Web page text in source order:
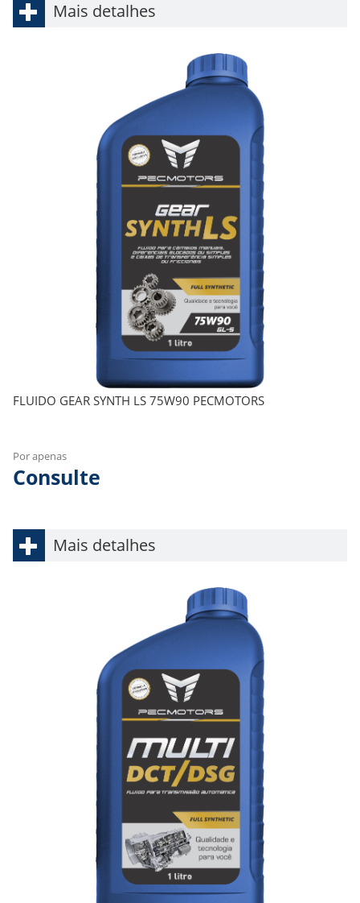
Mais detalhes
FLUIDO GEAR SYNTH LS 75W90 PECMOTORS
Por apenas
Consulte
Mais detalhes